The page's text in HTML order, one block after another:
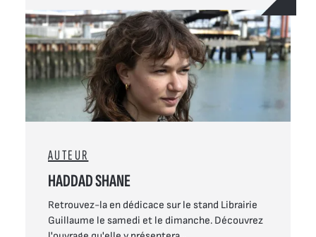
AUTEUR
HADDAD SHANE
Retrouvez-la en dédicace sur le stand Librairie
Guillaume le samedi et le dimanche. Découvrez